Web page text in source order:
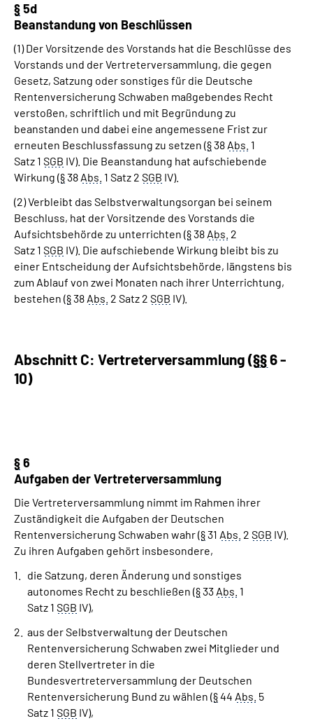
§5d
Beanstandung von Beschlüssen
(1) Der Vorsitzende des Vorstands hat die Beschlüsse des
Vorstands und der Vertreterversammlung, die gegen
Gesetz, Satzung oder sonstiges für die Deutsche
Rentenversicherung Schwaben maßgebendes Recht
verstoßen, schriftlich und mit Begründung zu
beanstanden und dabei eine angemessene Frist zur
erneuten Beschlussfassung zu setzen (§38 Abs. 1
Satz 1 SGB IV). Die Beanstandung hat aufschiebende
Wirkung (§38 Abs. 1 Satz 2 SGB IV).
(2) Verbleibt das Selbstverwaltungsorgan bei seinem
Beschluss, hat der Vorsitzende des Vorstands die
Aufsichtsbehörde zu unterrichten (§38 Abs. 2
Satz 1 SGB IV). Die aufschiebende Wirkung bleibt bis zu
einer Entscheidung der Aufsichtsbehörde, längstens bis
zum Ablauf von zwei Monaten nach ihrer Unterrichtung,
bestehen (§38 Abs. 2 Satz 2 SGB IV).
Abschnitt C: Vertreterversammlung (§§6 -
10)
§6
Aufgaben der Vertreterversammlung
Die Vertreterversammlung nimmt im Rahmen ihrer
Zuständigkeit die Aufgaben der Deutschen
Rentenversicherung Schwaben wahr (§31 Abs. 2 SGB IV).
Zu ihren Aufgaben gehört insbesondere,
die Satzung, deren Änderung und sonstiges
autonomes Recht zu beschließen (§33 Abs. 1
Satz 1 SGB IV),
aus der Selbstverwaltung der Deutschen
Rentenversicherung Schwaben zwei Mitglieder und
deren Stellvertreter in die
Bundesvertreterversammlung der Deutschen
Rentenversicherung Bund zu wählen (§44 Abs. 5
Satz 1 SGB IV),